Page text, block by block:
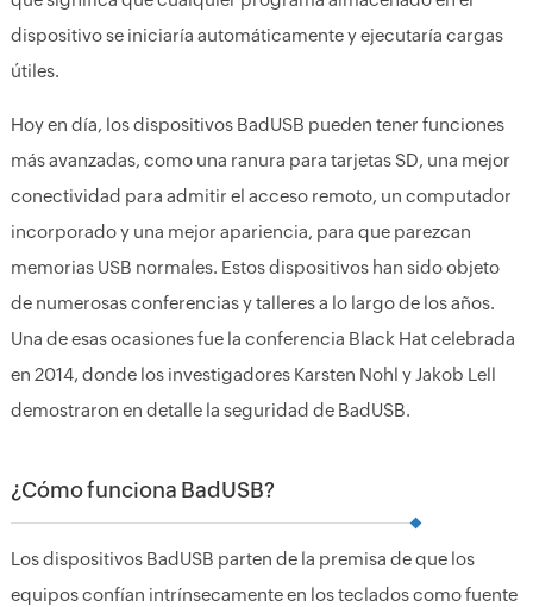
dispositivo se iniciaría automáticamente y ejecutaría cargas
útiles.
Hoy en día, los dispositivos BadUSB pueden tener funciones
más avanzadas, como una ranura para tarjetas SD, una mejor
conectividad para admitir el acceso remoto, un computador
incorporado y una mejor apariencia, para que parezcan
memorias USB normales. Estos dispositivos han sido objeto
de numerosas conferencias y talleres a lo largo de los años.
Una de esas ocasiones fue la conferencia Black Hat celebrada
en 2014, donde los investigadores Karsten Nohl y Jakob Lell
demostraron en detalle la seguridad de BadUSB.
¿Cómo funciona BadUSB?
Los dispositivos BadUSB parten de la premisa de que los
equipos confían intrínsecamente en los teclados como fuente